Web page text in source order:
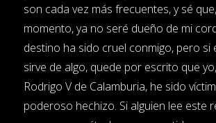
son cada vez más frecuentes, y sé
momento, ya no seré dueño de mi
destino ha sido cruel conmigo, pero si
sirve de algo, quede por escrito que
Rodrigo V de Calamburia, he sido
poderoso hechizo. Si alguien lee este